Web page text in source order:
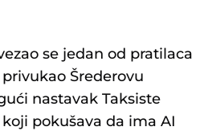
se jedan od pratilaca
Šrederovu
nastavak Taksiste
pokušava da ima AI